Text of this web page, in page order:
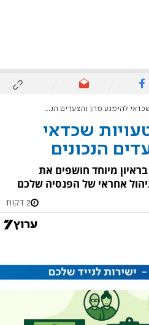
להימנע מהן והצעדים הנכונים
שכדאי
הנכונים
מיוחד חושפים את
אחראי של הפנסיה שלכם
2 דקות